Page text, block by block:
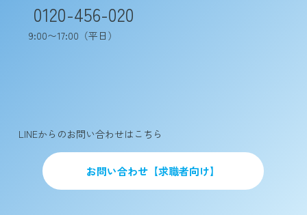
0120-456-020
9:00〜17:00（平日）
​LINEからのお問い合わせはこちら
お問い合わせ【求職者向け】